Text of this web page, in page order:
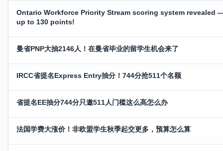
Ontario Workforce Priority Stream scoring system revealed
up to 130 points!
曼省PNP大抽2146人！在曼省毕业的留学生机会来了
IRCC省提名Express Entry抽分！744分抢511个名额
省提名EE抽分744分只邀511人门槛这么高怎么办
法国学费大涨价！非欧盟学生秋季起交更多，预算怎么算